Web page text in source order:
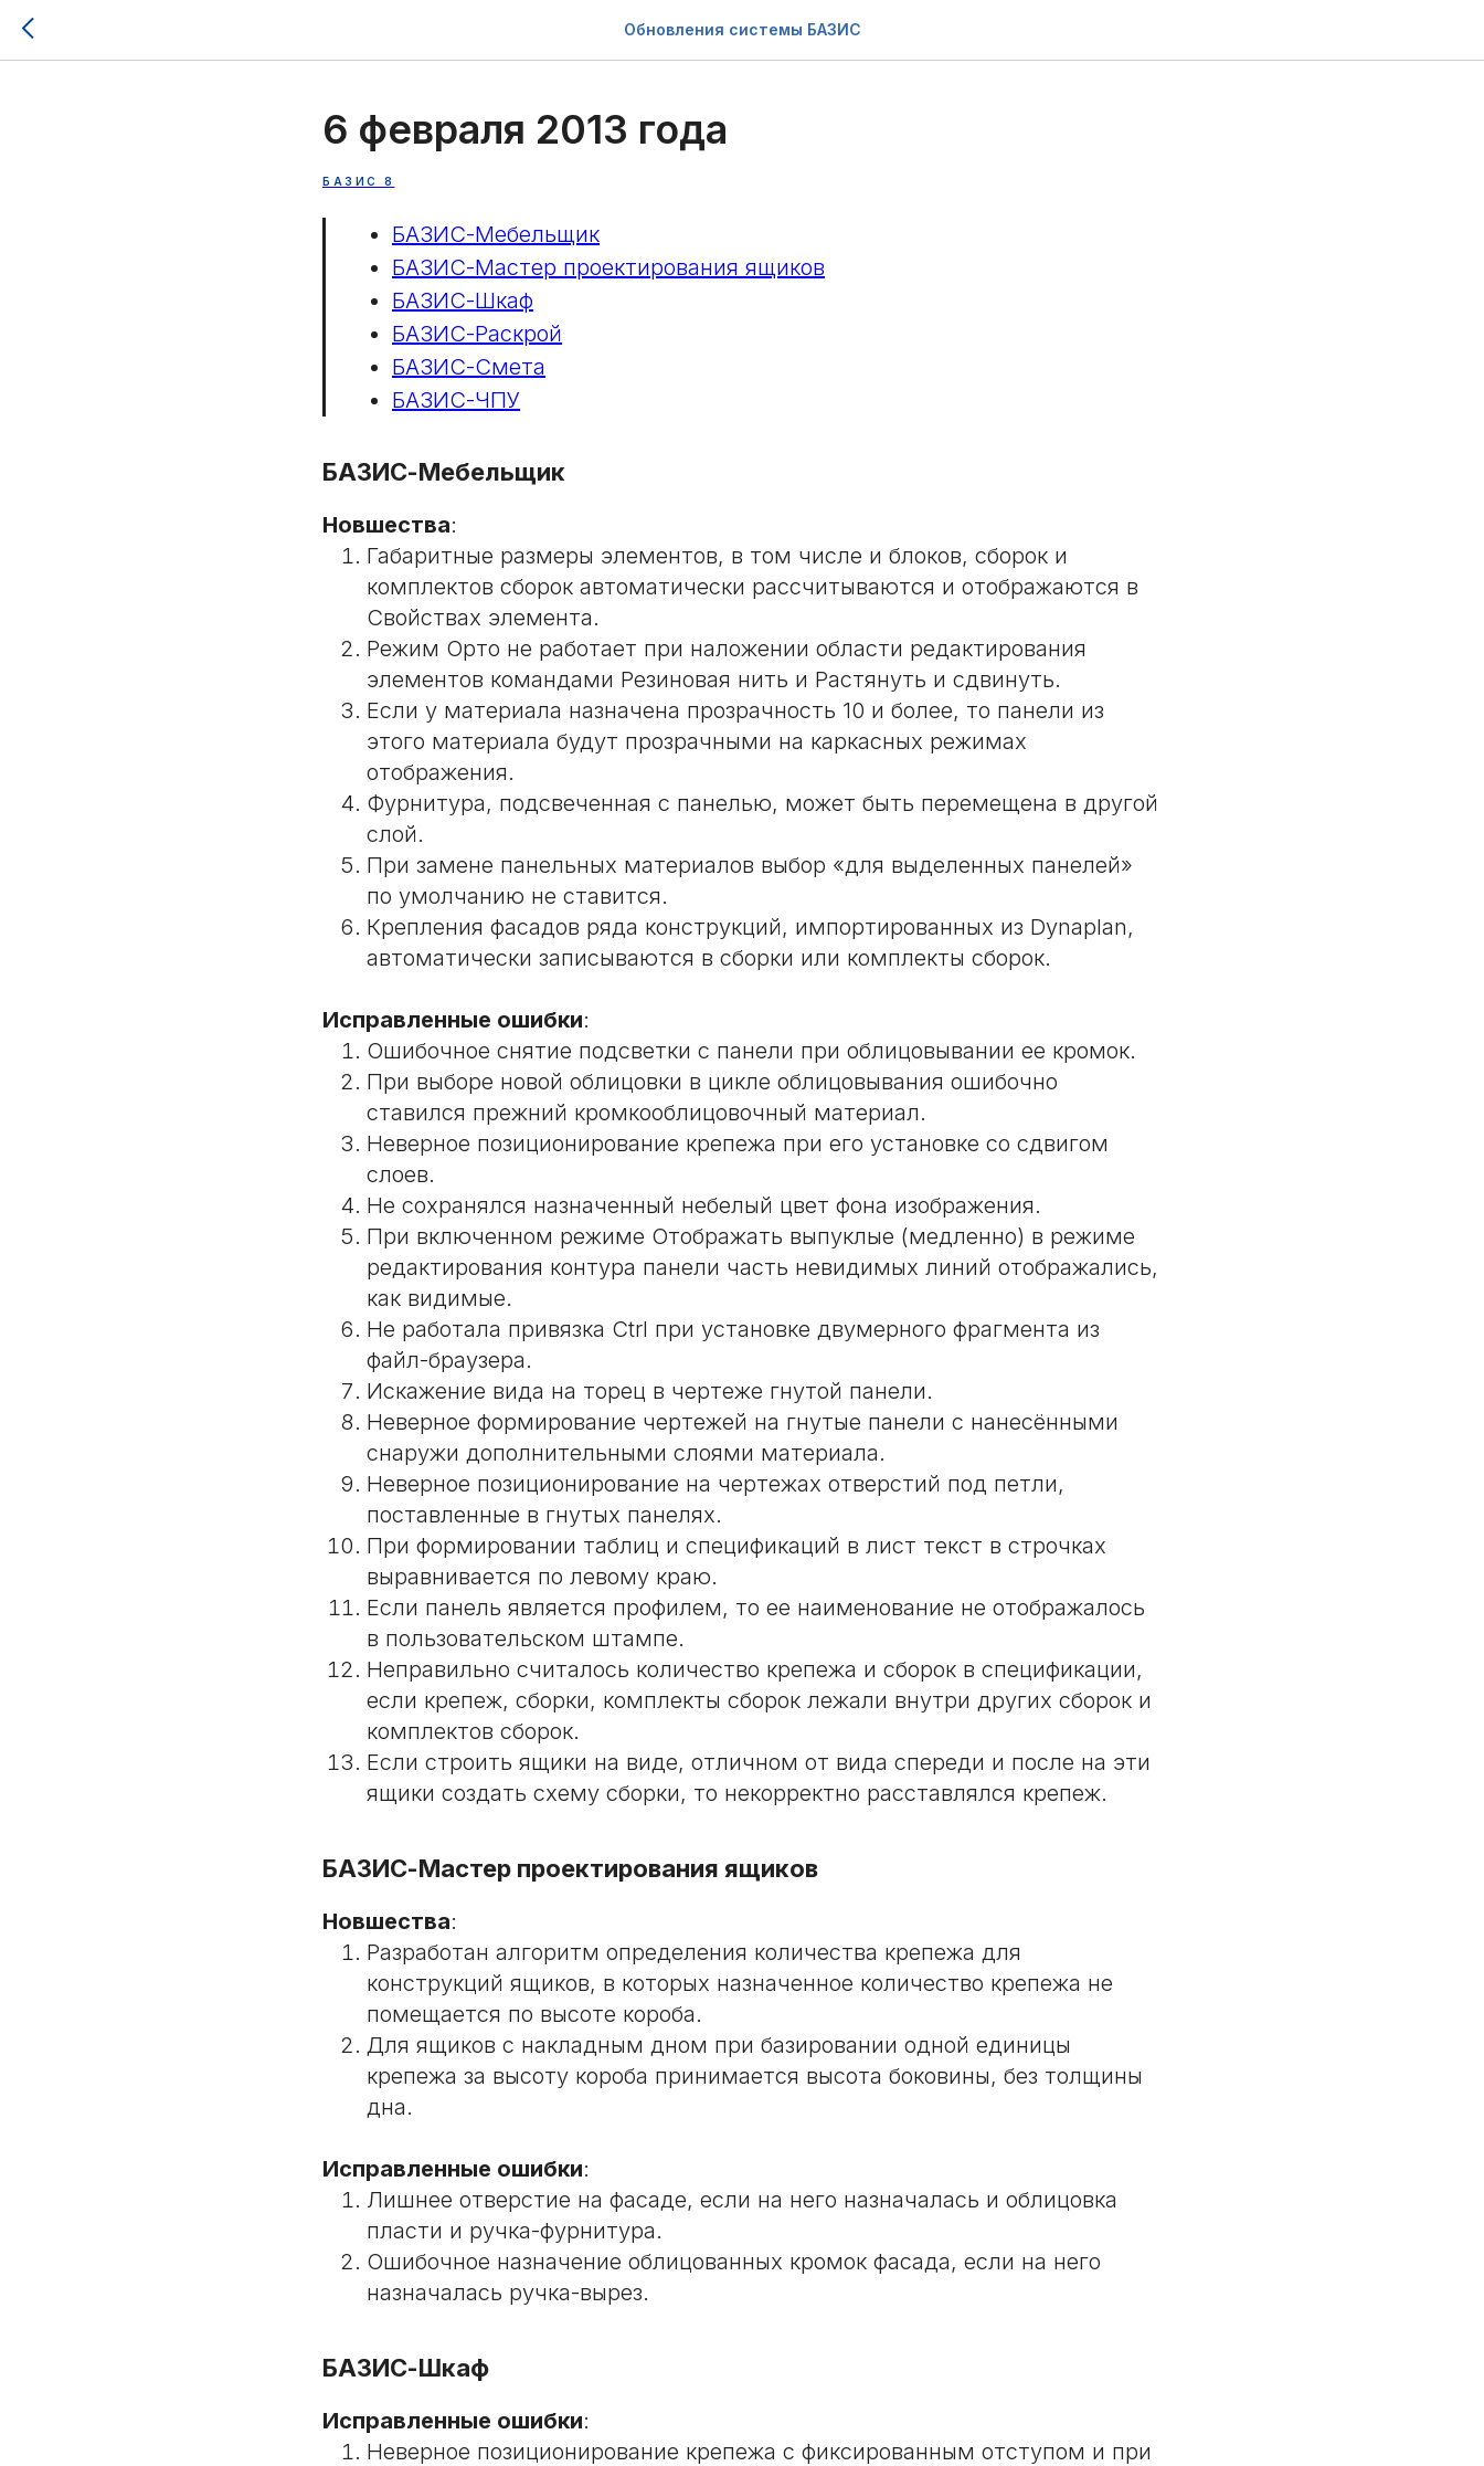
Обновления системы БАЗИС
6 февраля 2013 года
БАЗИС 8
БАЗИС-Мебельщик
БАЗИС-Мастер проектирования ящиков
БАЗИС-Шкаф
БАЗИС-Раскрой
БАЗИС-Смета
БАЗИС-ЧПУ
БАЗИС-Мебельщик
Новшества:
Габаритные размеры элементов, в том числе и блоков, сборок и
комплектов сборок автоматически рассчитываются и отображаются в
Свойствах элемента.
Режим Орто не работает при наложении области редактирования
элементов командами Резиновая нить и Растянуть и сдвинуть.
Если у материала назначена прозрачность 10 и более, то панели из
этого материала будут прозрачными на каркасных режимах
отображения.
Фурнитура, подсвеченная с панелью, может быть перемещена в другой
слой.
При замене панельных материалов выбор «для выделенных панелей»
по умолчанию не ставится.
Крепления фасадов ряда конструкций, импортированных из Dynaplan,
автоматически записываются в сборки или комплекты сборок.
Исправленные ошибки:
Ошибочное снятие подсветки с панели при облицовывании ее кромок.
При выборе новой облицовки в цикле облицовывания ошибочно
ставился прежний кромкооблицовочный материал.
Неверное позиционирование крепежа при его установке со сдвигом
слоев.
Не сохранялся назначенный небелый цвет фона изображения.
При включенном режиме Отображать выпуклые (медленно) в режиме
редактирования контура панели часть невидимых линий отображались,
как видимые.
Не работала привязка Ctrl при установке двумерного фрагмента из
файл-браузера.
Искажение вида на торец в чертеже гнутой панели.
Неверное формирование чертежей на гнутые панели с нанесёнными
снаружи дополнительными слоями материала.
Неверное позиционирование на чертежах отверстий под петли,
поставленные в гнутых панелях.
При формировании таблиц и спецификаций в лист текст в строчках
выравнивается по левому краю.
Если панель является профилем, то ее наименование не отображалось
в пользовательском штампе.
Неправильно считалось количество крепежа и сборок в спецификации,
если крепеж, сборки, комплекты сборок лежали внутри других сборок и
комплектов сборок.
Если строить ящики на виде, отличном от вида спереди и после на эти
ящики создать схему сборки, то некорректно расставлялся крепеж.
БАЗИС-Мастер проектирования ящиков
Новшества:
Разработан алгоритм определения количества крепежа для
конструкций ящиков, в которых назначенное количество крепежа не
помещается по высоте короба.
Для ящиков с накладным дном при базировании одной единицы
крепежа за высоту короба принимается высота боковины, без толщины
дна.
Исправленные ошибки:
Лишнее отверстие на фасаде, если на него назначалась и облицовка
пласти и ручка-фурнитура.
Ошибочное назначение облицованных кромок фасада, если на него
назначалась ручка-вырез.
БАЗИС-Шкаф
Исправленные ошибки:
Неверное позиционирование крепежа с фиксированным отступом и при